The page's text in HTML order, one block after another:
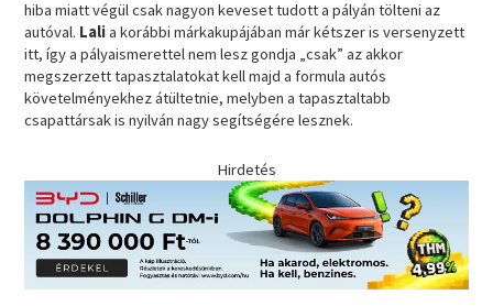
hiba miatt végül csak nagyon keveset tudott a pályán tölteni az
autóval. Lalia korábbi márkakupájában már kétszer is versenyzett
itt, így a pályaismerettel nem lesz gondja „csak” az akkor
megszerzett tapasztalatokat kell majd a formula autós
követelményekhez átültetnie, melyben a tapasztaltabb
csapattársak is nyilván nagy segítségére lesznek.
Hirdetés